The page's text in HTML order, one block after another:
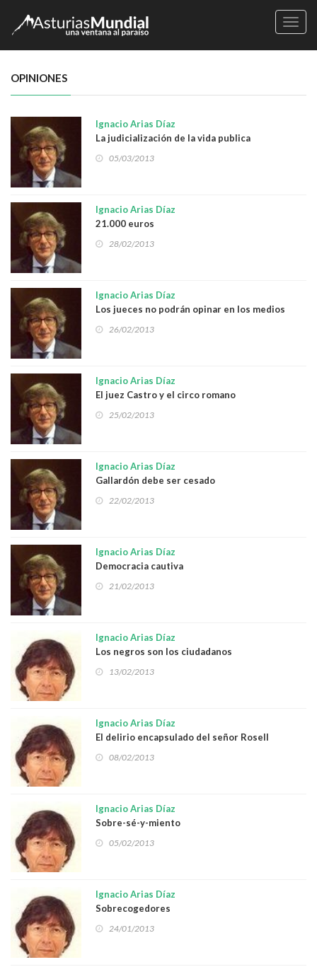
OPINIONES
Ignacio Arias Díaz
La judicialización de la vida publica
05/03/2013
Ignacio Arias Díaz
21.000 euros
28/02/2013
Ignacio Arias Díaz
Los jueces no podrán opinar en los medios
sobre asuntos pendientes en los tribunales o
26/02/2013
Ignacio Arias Díaz
El juez Castro y el circo romano
25/02/2013
Ignacio Arias Díaz
Gallardón debe ser cesado
22/02/2013
Ignacio Arias Díaz
Democracia cautiva
21/02/2013
Ignacio Arias Díaz
Los negros son los ciudadanos
13/02/2013
Ignacio Arias Díaz
El delirio encapsulado del señor Rosell
08/02/2013
Ignacio Arias Díaz
Sobre-sé-y-miento
05/02/2013
Ignacio Arias Díaz
Sobrecogedores
24/01/2013